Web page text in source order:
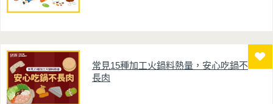
常見15種加工火鍋料熱量，安心吃鍋不
長肉